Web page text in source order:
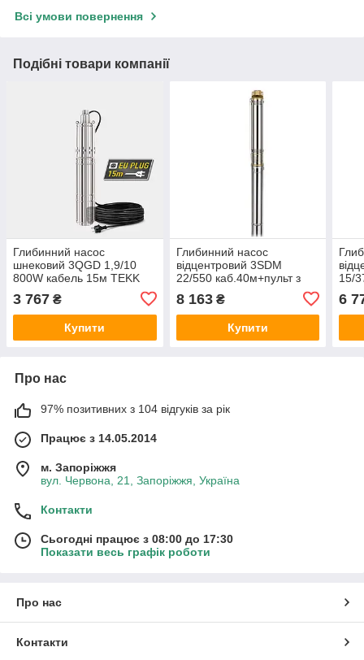
Всі умови повернення
Подібні товари компанії
Глибинний насос
шнековий 3QGD 1,9/10
800W кабель 15м TEKK
3 767 ₴
Купити
Глибинний насос
відцентровий 3SDM
22/550 каб.40м+пульт з
вольтметром TEKK HAUS
8 163₴
Купити
15/
6
Про нас
97% позитивних з 104 відгуків за рік
Працює з 14.05.2014
м. Запоріжжя
вул. Червона, 21, Запоріжжя, Україна
Контакти
Сьогодні працює з 08:00 до 17:30
Показати весь графік роботи
Про нас
Контакти